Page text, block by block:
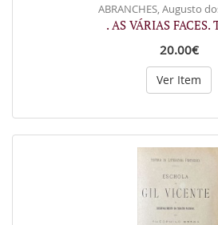
ABRANCHES, Augusto
. AS VÁRIAS FACES.
20.00€
Ver Item